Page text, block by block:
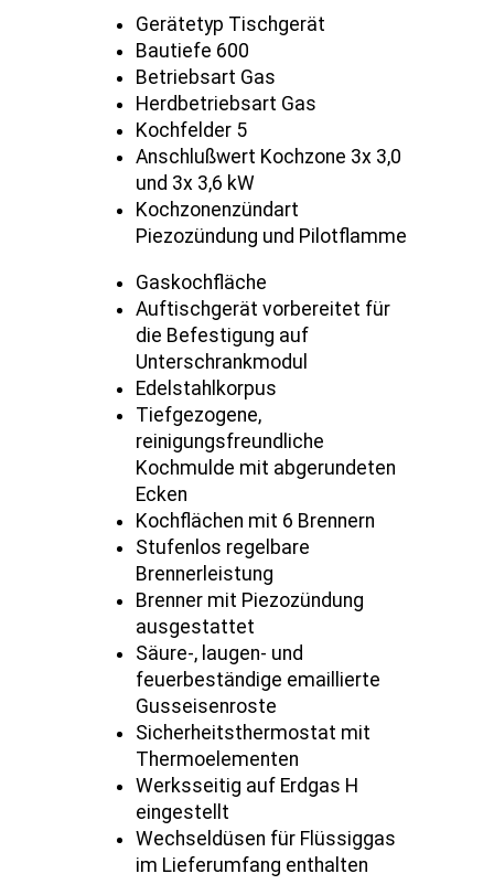
Gerätetyp Tischgerät
Bautiefe 600
Betriebsart Gas
Herdbetriebsart Gas
Kochfelder 5
Anschlußwert Kochzone 3x 3,0
und 3x 3,6 kW
Kochzonenzündart
Piezozündung und Pilotflamme
Gaskochfläche
Auftischgerät vorbereitet für
die Befestigung auf
Unterschrankmodul
Edelstahlkorpus
Tiefgezogene,
reinigungsfreundliche
Kochmulde mit abgerundeten
Ecken
Kochflächen mit 6 Brennern
Stufenlos regelbare
Brennerleistung
Brenner mit Piezozündung
ausgestattet
Säure-, laugen- und
feuerbeständige emaillierte
Gusseisenroste
Sicherheitsthermostat mit
Thermoelementen
Werksseitig auf Erdgas H
eingestellt
Wechseldüsen für Flüssiggas
im Lieferumfang enthalten